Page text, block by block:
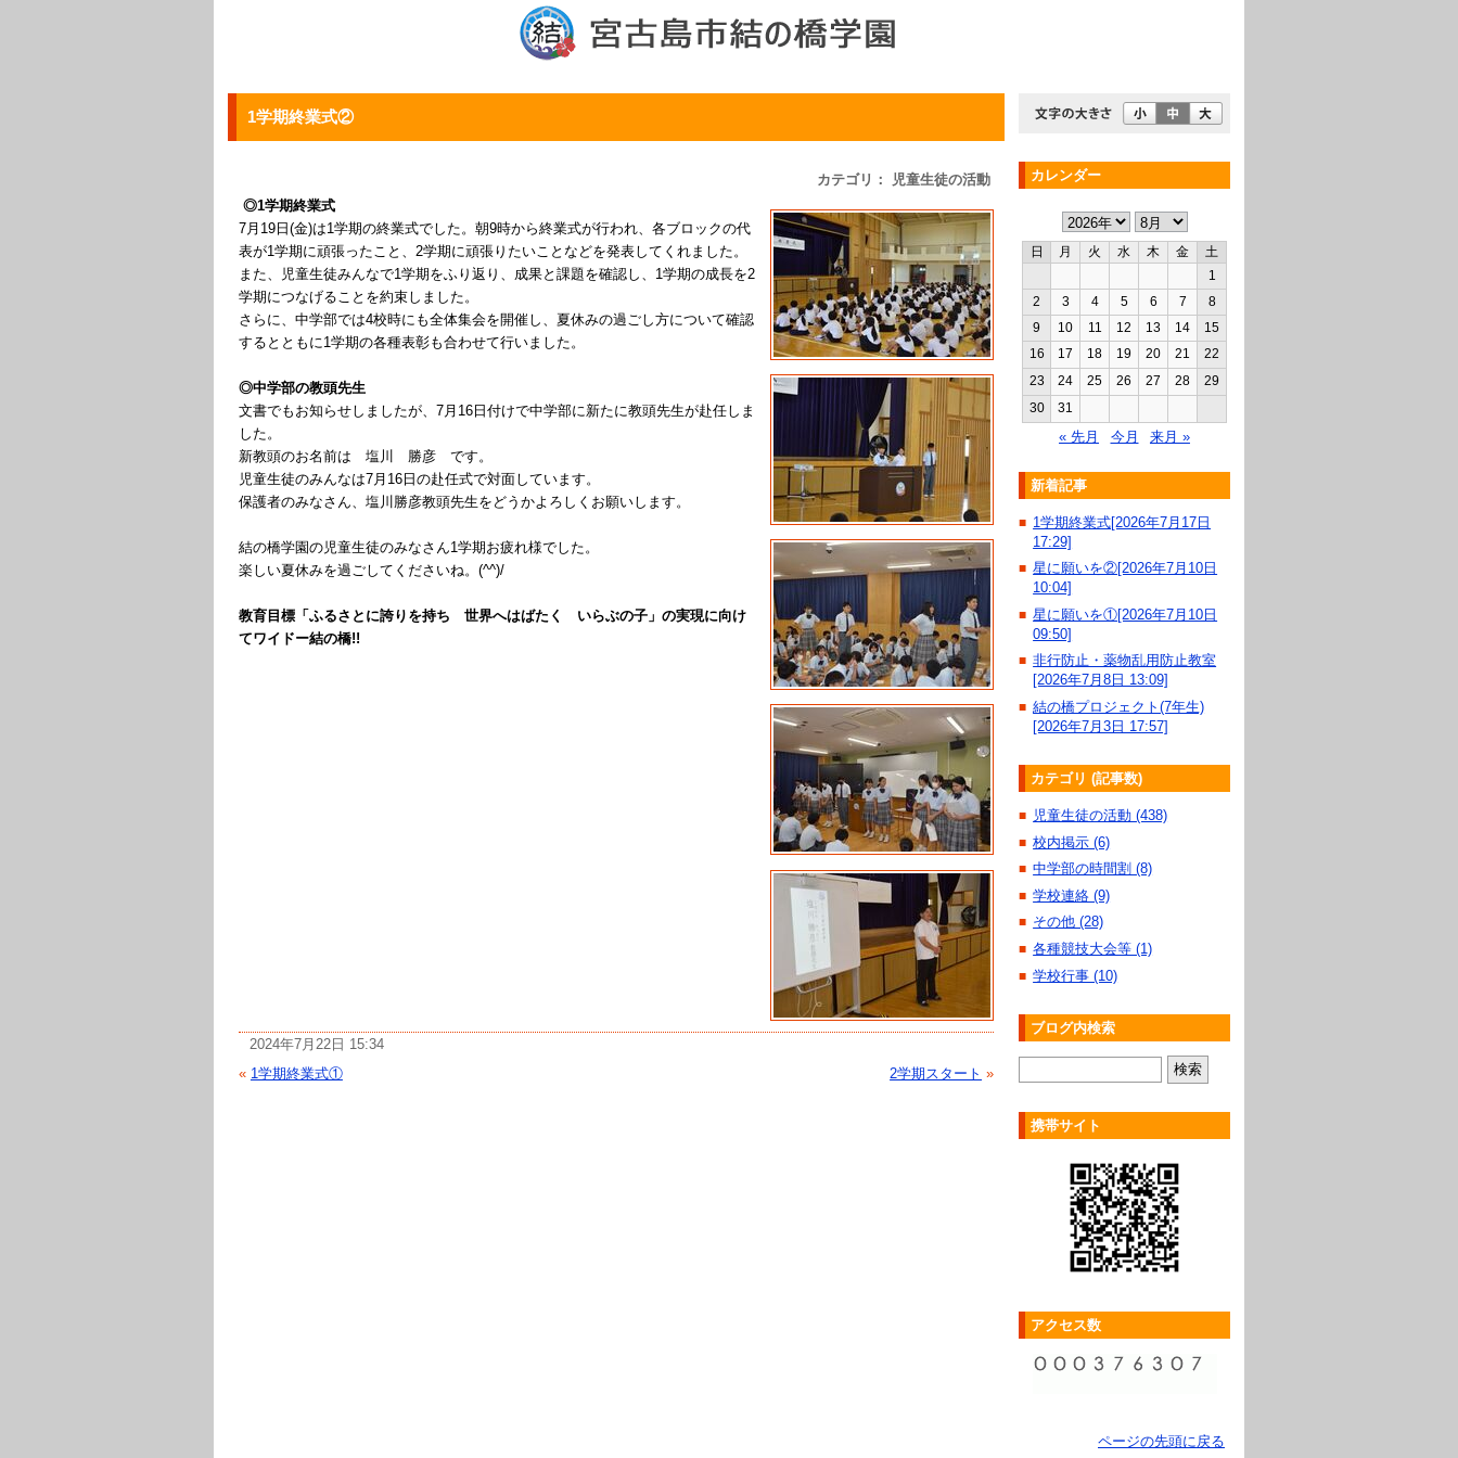
1学期終業式②
カテゴリ： 児童生徒の活動
◎1学期終業式
7月19日(金)は1学期の終業式でした。朝9時から終業式が行われ、各ブロックの代
表が1学期に頑張ったこと、2学期に頑張りたいことなどを発表してくれました。
また、児童生徒みんなで1学期をふり返り、成果と課題を確認し、1学期の成長を2
学期につなげることを約束しました。
さらに、中学部では4校時にも全体集会を開催し、夏休みの過ごし方について確認
するとともに1学期の各種表彰も合わせて行いました。
◎中学部の教頭先生
文書でもお知らせしましたが、7月16日付けで中学部に新たに教頭先生が赴任しま
した。
新教頭のお名前は 塩川 勝彦 です。
児童生徒のみんなは7月16日の赴任式で対面しています。
保護者のみなさん、塩川勝彦教頭先生をどうかよろしくお願いします。
結の橋学園の児童生徒のみなさん1学期お疲れ様でした。
楽しい夏休みを過ごしてくださいね。(^^)/
教育目標「ふるさとに誇りを持ち 世界へはばたく いらぶの子」の実現に向け
てワイドー結の橋!!
2024年7月22日 15:34
« 1学期終業式① 2学期スタート »
カレンダー
日 月 火 水 木 金
土
1
2
3 4 5 6 7
8
9
10 11 12 13 14
15
16
17 18 19 20 21
22
23
24 25 26 27 28
29
30
31
« 先月 今月 来月 »
新着記事
■ 1学期終業式[2026年7月17日
17:29]
■ 星に願いを②[2026年7月10日
10:04]
■ 星に願いを①[2026年7月10日
09:50]
■ 非行防止・薬物乱用防止教室
[2026年7月8日 13:09]
■ 結の橋プロジェクト(7年生)
[2026年7月3日 17:57]
カテゴリ (記事数)
■ 児童生徒の活動 (438)
■ 校内掲示 (6)
■ 中学部の時間割 (8)
■ 学校連絡 (9)
■ その他 (28)
■ 各種競技大会等 (1)
■ 学校行事 (10)
ブログ内検索
携帯サイト
アクセス数
ページの先頭に戻る